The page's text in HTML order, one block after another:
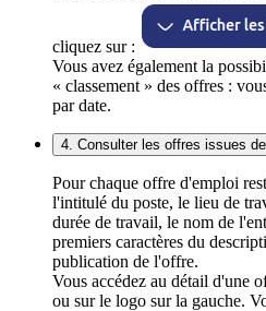
cliquez sur :
Vous avez également la
« classement » des offres :
par date.
4. Consulter les offres issues
Pour chaque offre d'emploi
l'intitulé du poste, le lieu de
durée de travail, le nom de
premiers caractères du
publication de l'offre.
Vous accédez au détail d'une
ou sur le logo sur la gauche.